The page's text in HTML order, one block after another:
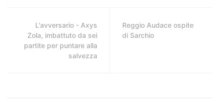
L'avversario - Axys
Zola, imbattuto da sei
partite per puntare alla
salvezza
Reggio Audace ospite
di Sarchio